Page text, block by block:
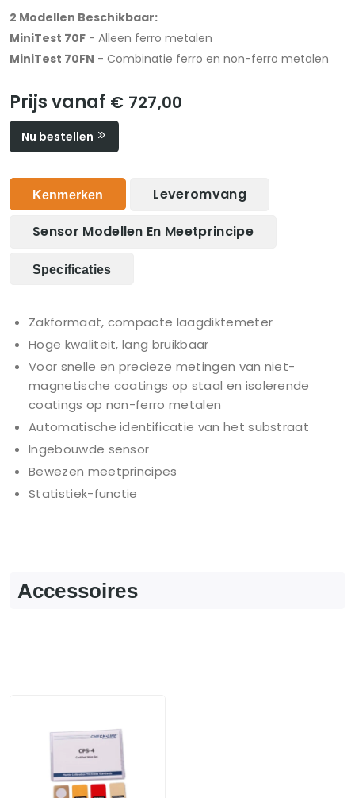
2 Modellen Beschikbaar:
MiniTest 70F - Alleen ferro metalen
MiniTest 70FN - Combinatie ferro en non-ferro metalen
Prijs vanaf € 727,00
Nu bestellen
Kenmerken Leveromvang
Sensor Modellen En Meetprincipe
Specificaties
Zakformaat, compacte laagdiktemeter
Hoge kwaliteit, lang bruikbaar
Voor snelle en precieze metingen van niet-
magnetische coatings op staal en isolerende
coatings op non-ferro metalen
Automatische identificatie van het substraat
Ingebouwde sensor
Bewezen meetprincipes
Statistiek-functie
Accessoires